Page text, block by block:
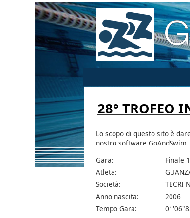
28° TROFEO
Lo scopo di questo sito è
nostro software GoAndSwim.
Gara:
Finale
Atleta:
Società:
TECRI
Anno nascita:
2006
Tempo Gara: